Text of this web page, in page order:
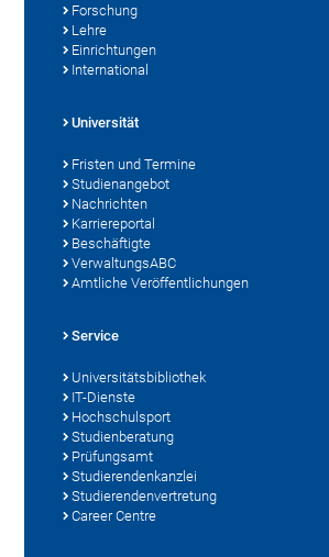
Forschung
Lehre
Einrichtungen
International
Universität
Fristen und Termine
Studienangebot
Nachrichten
Karriereportal
Beschäftigte
VerwaltungsABC
Amtliche Veröffentlichungen
Service
Universitätsbibliothek
IT-Dienste
Hochschulsport
Studienberatung
Prüfungsamt
Studierendenkanzlei
Studierendenvertretung
Career Centre